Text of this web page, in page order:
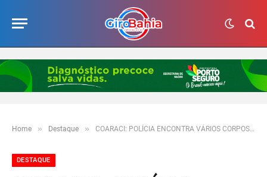
Home » Destaque » COARACI: POLÍCIA ENCONTRA VÁRIOS CORPOS ENTERRADOS EM MATAGAL
DESTAQUE